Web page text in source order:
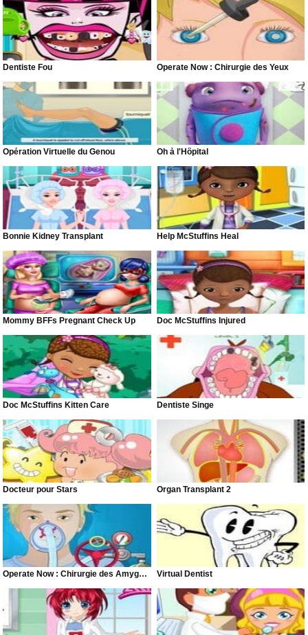
Dentiste Fou Operate Now : Chirurgie des Yeux
Opération Virtuelle du Genou Oh à l'Hôpital
Bonnie Kidney Transplant Help McStuffins Heal
Mommy BFFs Pregnant Check Up Doc McStuffins Injured
Doc McStuffins Kitten Care Dentiste Singe
Docteur pour Stars Organ Transplant 2
Operate Now : Chirurgie des Amygdales Virtual Dentist